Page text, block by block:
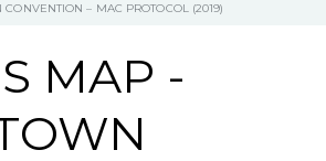
CONVENTION – MAC PROTOCOL (2019)
MAP -